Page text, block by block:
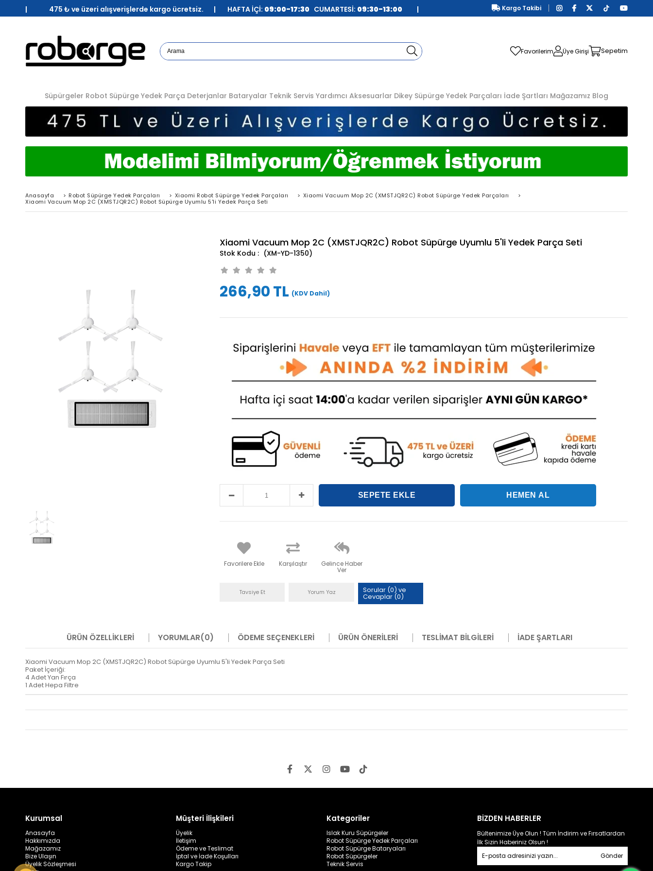
| 475 ₺ ve üzeri alışverişlerde kargo ücretsiz. | HAFTA İÇİ: 09:00-17:30 CUMARTESİ: 09:30-13:00 | Kargo Takibi
Favorilerim Üye Girişi Sepetim
Süpürgeler Robot Süpürge Yedek Parça Deterjanlar Bataryalar Teknik Servis Yardımcı Aksesuarlar Dikey Süpürge Yedek Parçaları İade Şartları Mağazamız Blog
Anasayfa > Robot Süpürge Yedek Parçaları > Xiaomi Robot Süpürge Yedek Parçaları > Xiaomi Vacuum Mop 2C (XMSTJQR2C) Robot Süpürge Yedek Parçaları
>
Xiaomi Vacuum Mop 2C (XMSTJQR2C) Robot Süpürge Uyumlu 5'li Yedek Parça Seti
Xiaomi Vacuum Mop 2C (XMSTJQR2C) Robot Süpürge Uyumlu 5'li Yedek Parça Seti
(XM-YD-1350)
266,90 TL (KDV Dahil)
Favorilere Ekle Karşılaştır Gelince Haber
Ver
Tavsiye Et Yorum Yaz Sorular (0) ve
Cevaplar (0)
ÜRÜN ÖZELLIKLERI YORUMLAR(0) ÖDEME SEÇENEKLERI ÜRÜN ÖNERILERI TESLIMAT BILGILERI İADE ŞARTLARI
Xiaomi Vacuum Mop 2C (XMSTJQR2C) Robot Süpürge Uyumlu 5'li Yedek Parça Seti
Paket İçeriği:
4 Adet Yan Fırça
1 Adet Hepa Filtre
Kurumsal
Anasayfa
Hakkımızda
Mağazamız
Bize Ulaşın
Üyelik Sözleşmesi
Müşteri İlişkileri
Üyelik
İletişim
Ödeme ve Teslimat
İptal ve İade Koşulları
Kargo Takip
Kategoriler
Islak Kuru Süpürgeler
Robot Süpürge Yedek Parçaları
Robot Süpürge Bataryaları
Robot Süpürgeler
Teknik Servis
BİZDEN HABERLER
Bültenimize Üye Olun ! Tüm İndirim ve Fırsatlardan
İlk Sizin Haberiniz Olsun !
Gönder